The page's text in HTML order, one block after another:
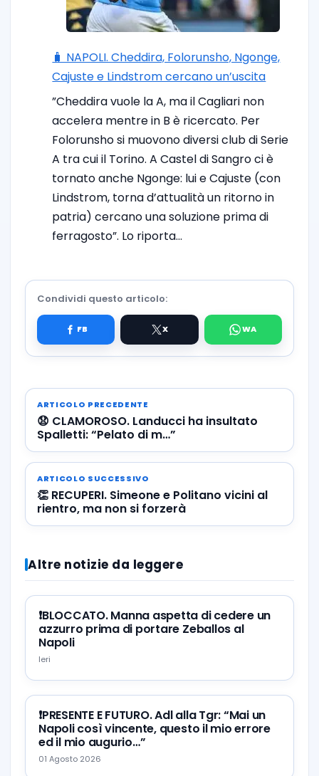
🧳 NAPOLI. Cheddira, Folorunsho, Ngonge,
Cajuste e Lindstrom cercano un’uscita
”Cheddira vuole la A, ma il Cagliari non
accelera mentre in B è ricercato. Per
Folorunsho si muovono diversi club di Serie
A tra cui il Torino. A Castel di Sangro ci è
tornato anche Ngonge: lui e Cajuste (con
Lindstrom, torna d’attualità un ritorno in
patria) cercano una soluzione prima di
ferragosto”. Lo riporta…
Condividi questo articolo:
ARTICOLO PRECEDENTE
😧 CLAMOROSO. Landucci ha insultato
Spalletti: “Pelato di m…”
ARTICOLO SUCCESSIVO
👏 RECUPERI. Simeone e Politano vicini al
rientro, ma non si forzerà
Altre notizie da leggere
❗️BLOCCATO. Manna aspetta di cedere un
azzurro prima di portare Zeballos al
Napoli
Ieri
❗️PRESENTE E FUTURO. Adl alla Tgr: “Mai un
Napoli così vincente, questo il mio errore
ed il mio augurio…”
01 Agosto 2026